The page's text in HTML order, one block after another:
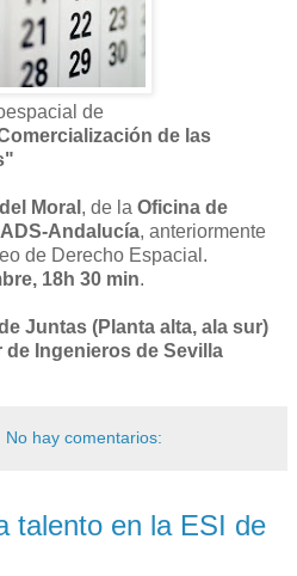
de
de las
Moral , de la Oficina de
Andalucía, anteriormente
de Derecho Espacial.
18h 30 min.
Juntas (Planta alta, ala sur)
Ingenieros de Sevilla
No hay comentarios:
talento en la ESI de